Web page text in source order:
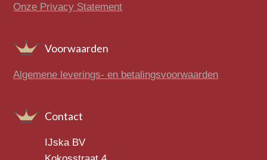
Onze Privacy Statement
Voorwaarden
Algemene leverings- en betalingsvoorwaarden
Contact
IJska BV